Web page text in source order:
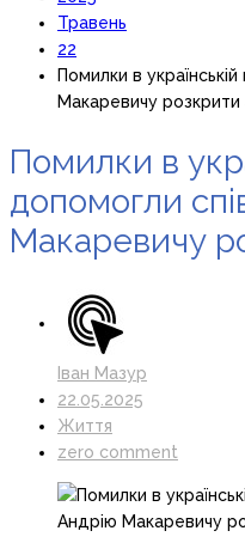
Травень
22
Помилки в
Макаревичу
Помилки в
допомогли
Макаревичу
Іван Мазур
22.05.2025
Життя
zero comment